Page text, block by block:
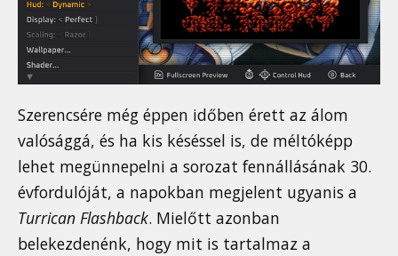
Szerencsére még éppen időben érett az álom
valósággá, és ha kis késéssel is, de méltóképp
lehet megünnepelni a sorozat fennállásának 30.
évfordulóját, a napokban megjelent ugyanis a
Turrican Flashback. Mielőtt azonban
belekezdenénk, hogy mit is tartalmaz a